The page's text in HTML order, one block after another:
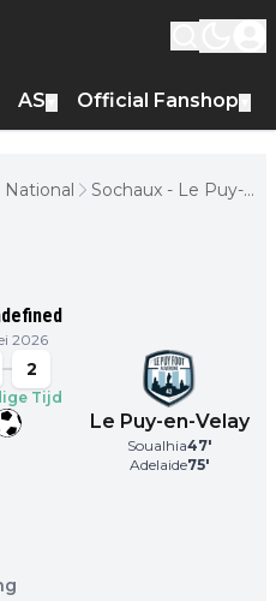
AS Official Fanshop
National
Sochaux - Le Puy-
2026
2
Tijd
Le Puy-en-Velay
Soualhia47'
Adelaide75'